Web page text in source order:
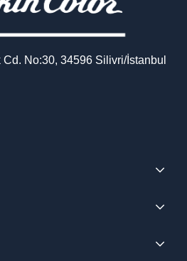
No:30, 34596 Silivri/İstanbul